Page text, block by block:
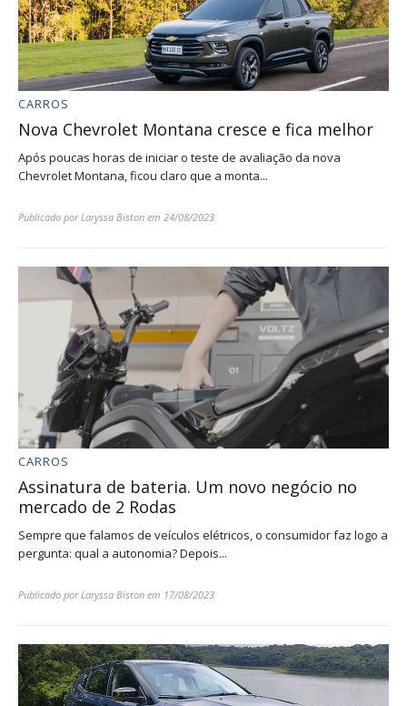
CARROS
Nova Chevrolet Montana cresce e fica melhor
Após poucas horas de iniciar o teste de avaliação da nova
Chevrolet Montana, ficou claro que a monta...
Publicado porLaryssa Biston em 24/08/2023
CARROS
Assinatura de bateria. Um novo negócio no
mercado de 2 Rodas
Sempre que falamos de veículos elétricos, o consumidor faz logo a
pergunta: qual a autonomia? Depois...
Publicado porLaryssa Biston em 17/08/2023